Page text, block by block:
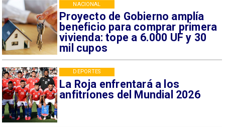
Proyecto de Gobierno amplía
beneficio para comprar primera
vivienda: tope a 6.000 UF y 30
mil cupos
NACIONAL
La Roja enfrentará a los
anfitriones del Mundial 2026
DEPORTES